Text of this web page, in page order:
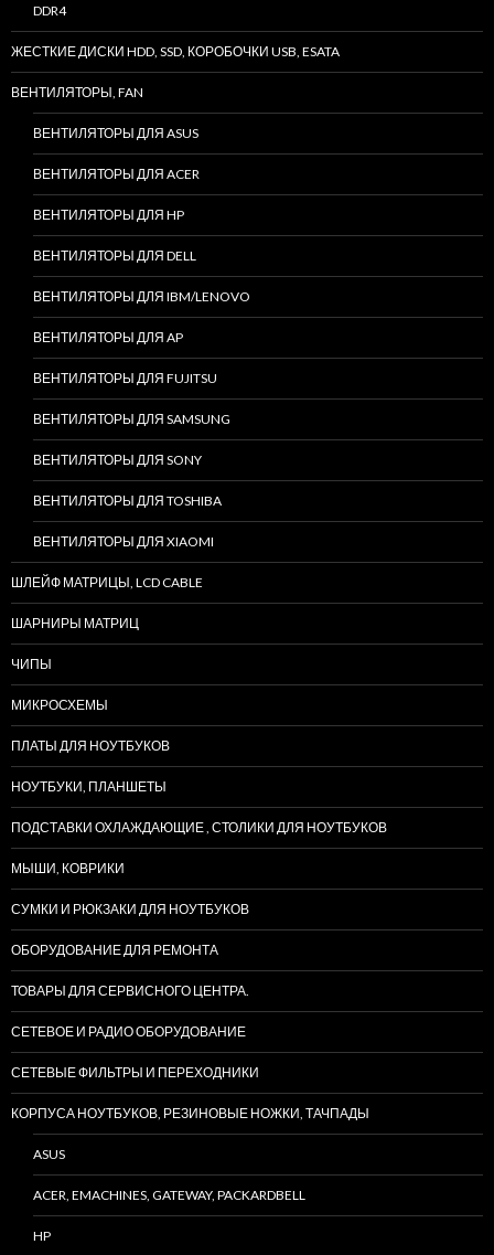
DDR4
ЖЕСТКИЕ ДИСКИ HDD, SSD, КОРОБОЧКИ USB, ESATA
ВЕНТИЛЯТОРЫ, FAN
ВЕНТИЛЯТОРЫ ДЛЯ ASUS
ВЕНТИЛЯТОРЫ ДЛЯ ACER
ВЕНТИЛЯТОРЫ ДЛЯ HP
ВЕНТИЛЯТОРЫ ДЛЯ DELL
ВЕНТИЛЯТОРЫ ДЛЯ IBM/LENOVO
ВЕНТИЛЯТОРЫ ДЛЯ AP
ВЕНТИЛЯТОРЫ ДЛЯ FUJITSU
ВЕНТИЛЯТОРЫ ДЛЯ SAMSUNG
ВЕНТИЛЯТОРЫ ДЛЯ SONY
ВЕНТИЛЯТОРЫ ДЛЯ TOSHIBA
ВЕНТИЛЯТОРЫ ДЛЯ XIAOMI
ШЛЕЙФ МАТРИЦЫ, LCD CABLE
ШАРНИРЫ МАТРИЦ
ЧИПЫ
МИКРОСХЕМЫ
ПЛАТЫ ДЛЯ НОУТБУКОВ
НОУТБУКИ, ПЛАНШЕТЫ
ПОДСТАВКИ ОХЛАЖДАЮЩИЕ , СТОЛИКИ ДЛЯ НОУТБУКОВ
МЫШИ, КОВРИКИ
СУМКИ И РЮКЗАКИ ДЛЯ НОУТБУКОВ
ОБОРУДОВАНИЕ ДЛЯ РЕМОНТА
ТОВАРЫ ДЛЯ СЕРВИСНОГО ЦЕНТРА.
СЕТЕВОЕ И РАДИО ОБОРУДОВАНИЕ
СЕТЕВЫЕ ФИЛЬТРЫ И ПЕРЕХОДНИКИ
КОРПУСА НОУТБУКОВ, РЕЗИНОВЫЕ НОЖКИ, ТАЧПАДЫ
ASUS
ACER, EMACHINES, GATEWAY, PACKARDBELL
HP